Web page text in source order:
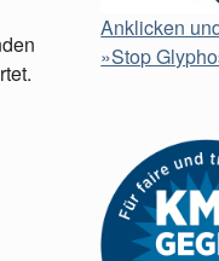
Anklicken
»Stop